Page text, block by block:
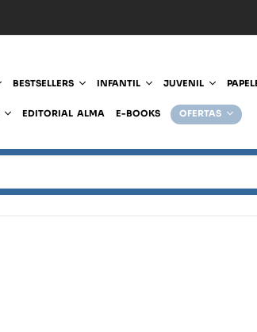
BESTSELLERS INFANTIL JUVENIL
EDITORIAL ALMA E-BOOKS OFERTAS